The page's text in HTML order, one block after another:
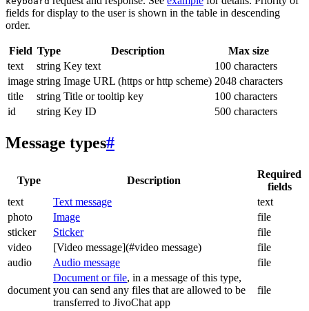
fields for display to the user is shown in the table in descending
order.
Field Type Description
Max size
text
string Key text
100 characters
image string Image URL (https or http scheme) 2048 characters
title
string Title or tooltip key
100 characters
id
string Key ID 500 characters
Message types#
Type Description
Required
fields
text
Text message
text
photo
Image
file
sticker
Sticker
file
video
[Video message](#video message)
file
audio
Audio message file
document
Document or file, in a message of this type,
you can send any files that are allowed to be
transferred to JivoChat app
file